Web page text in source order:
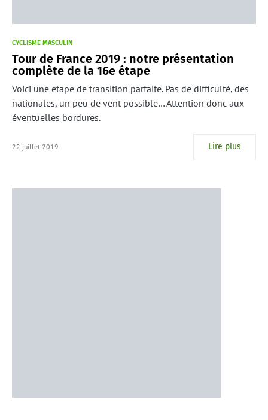
CYCLISME MASCULIN
Tour de France 2019 : notre présentation
complète de la 16e étape
Voici une étape de transition parfaite. Pas de difficulté, des
nationales, un peu de vent possible… Attention donc aux
éventuelles bordures.
22 juillet 2019 Lire plus